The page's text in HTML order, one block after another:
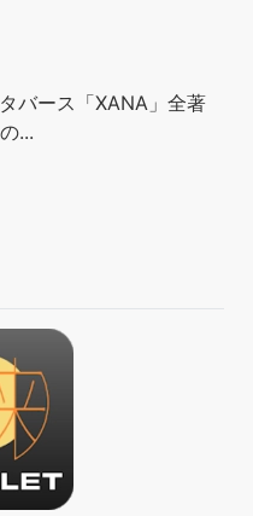
バース「XANA」全著
...